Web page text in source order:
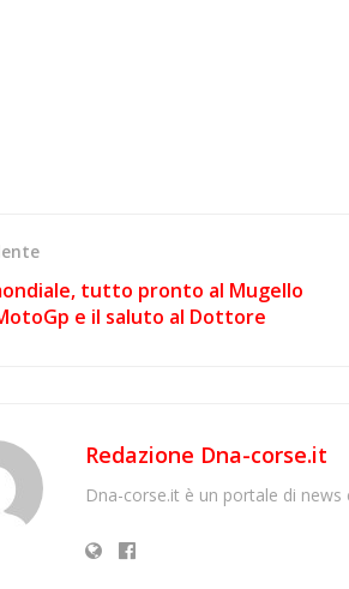
tutto pronto al Mugello
e il saluto al Dottore
Redazione Dna-corse.it
Dna-corse.it è un portale di